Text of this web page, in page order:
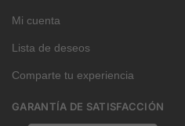
Mi cuenta
Lista de deseos
Comparte tu experiencia
GARANTÍA DE SATISFACCIÓN